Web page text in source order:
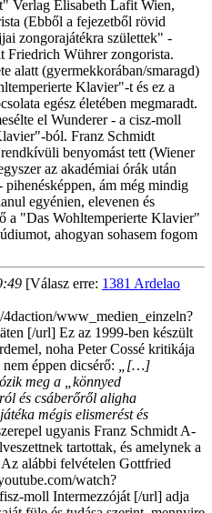
Verlag Elisabeth Lafit Wien,
(Ebből a fejezetből rövid
zongorajátékra születtek" -
Friedrich Wührer zongorista.
alatt (gyermekkorában/smaragd)
Klavier"-t és ez a
egész életében megmaradt.
el Wunderer - a cisz-moll
ból. Franz Schmidt
benyomást tett (Wiener
az akadémiai órák után
pihenésképpen, ám még mindig
egyénien, elevenen és
a "Das Wohltemperierte Klavier"
ahogyan sohasem fogom
[Válasz erre: 1381 Ardelao
www_medien_einzeln?
[/url] Ez az 1999-ben készült
noha Peter Cossé kritikája
éppen dicsérő:
„[…]
meg a „könnyed
és csáberőről aligha
mégis elismerést és
ugyanis Franz Schmidt A-
tartottak, és amelynek a
alábbi felvételen Gottfried
watch?
moll Intermezzóját [/url] adja